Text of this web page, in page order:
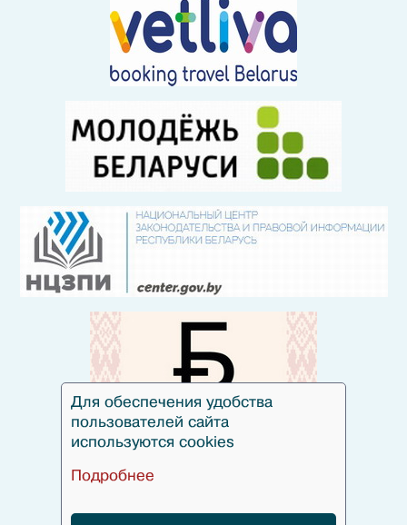
Для обеспечения удобства
пользователей сайта
используются cookies
Подробнее